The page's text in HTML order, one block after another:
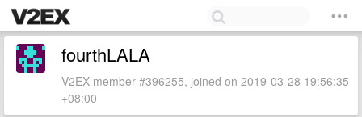
fourthLALA
V2EX member #396255, joined on 2019-03-28 19:56:35
+08:00